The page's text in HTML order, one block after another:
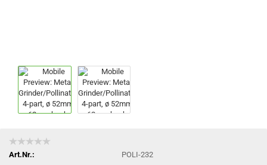
Art.Nr.:
POLI-232